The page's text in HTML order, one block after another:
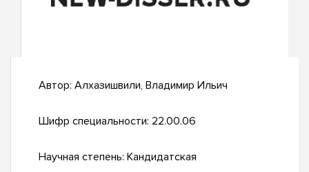
Автор: Алхазишвили, Владимир Ильич
Шифр специальности: 22.00.06
Научная степень: Кандидатская